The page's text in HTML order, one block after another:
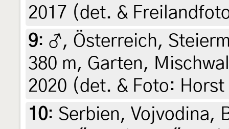
2017 (det. &
9: ♂, Österreich,
380 m, Garten,
2020 (det. & Foto:
10: Serbien, Vojvodina,